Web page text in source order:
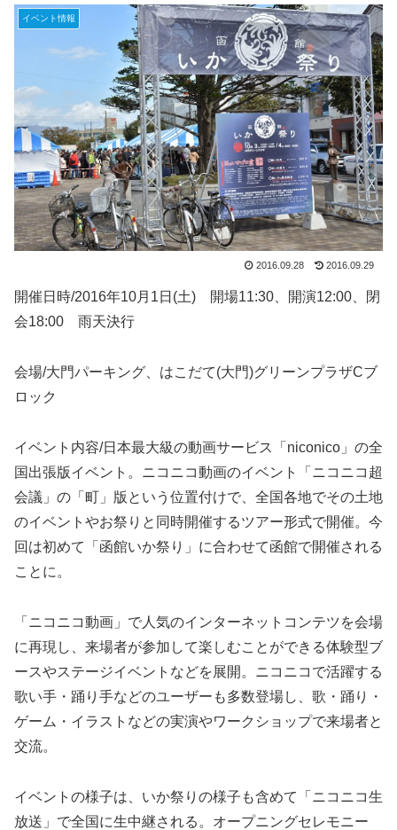
イベント情報
2016.09.28 2016.09.29
開催日時/2016年10月1日(土) 開場11:30、開演12:00、閉
会18:00 雨天決行
会場/大門パーキング、はこだて(大門)グリーンプラザCブ
ロック
イベント内容/日本最大級の動画サービス「niconico」の全
国出張版イベント。ニコニコ動画のイベント「ニコニコ超
会議」の「町」版という位置付けで、全国各地でその土地
のイベントやお祭りと同時開催するツアー形式で開催。今
回は初めて「函館いか祭り」に合わせて函館で開催される
ことに。
「ニコニコ動画」で人気のインターネットコンテツを会場
に再現し、来場者が参加して楽しむことができる体験型ブ
ースやステージイベントなどを展開。ニコニコで活躍する
歌い手・踊り手などのユーザーも多数登場し、歌・踊り・
ゲーム・イラストなどの実演やワークショップで来場者と
交流。
イベントの様子は、いか祭りの様子も含めて「ニコニコ生
放送」で全国に生中継される。オープニングセレモニー